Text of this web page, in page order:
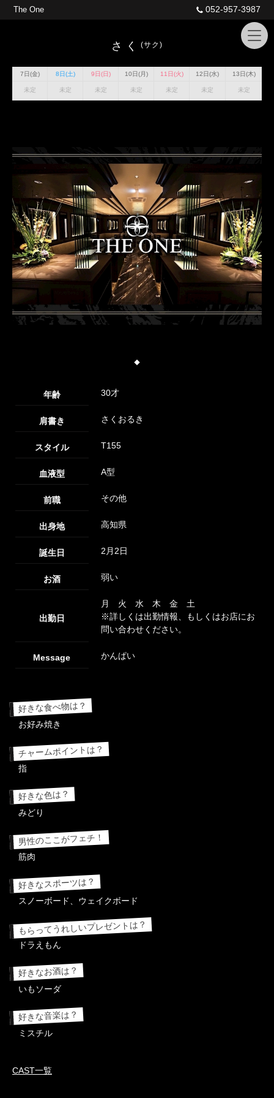
The One 052-957-3987
さく (サク)
7日(金) 8日(土) 9日(日) 10日(月) 11日(火) 12日(水) 13日(木)
未定 未定 未定 未定 未定 未定 未定
◆
年齢 30才
肩書き さくおるき
スタイル T155
血液型 A型
前職 その他
出身地 高知県
誕生日 2月2日
お酒 弱い
出勤日
月 火 水 木 金 土
※詳しくは出勤情報、もしくはお店にお
問い合わせください。
Message かんぱい
好きな食べ物は？
お好み焼き
チャームポイントは？
指
好きな色は？
みどり
男性のここがフェチ！
筋肉
好きなスポーツは？
スノーボード、ウェイクボード
もらってうれしいプレゼントは？
ドラえもん
好きなお酒は？
いもソーダ
好きな音楽は？
ミスチル
CAST一覧